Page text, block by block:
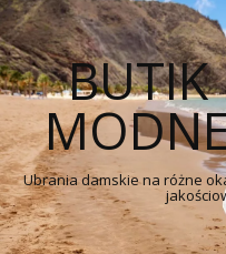
BUTIK
Ubrania damskie na różne